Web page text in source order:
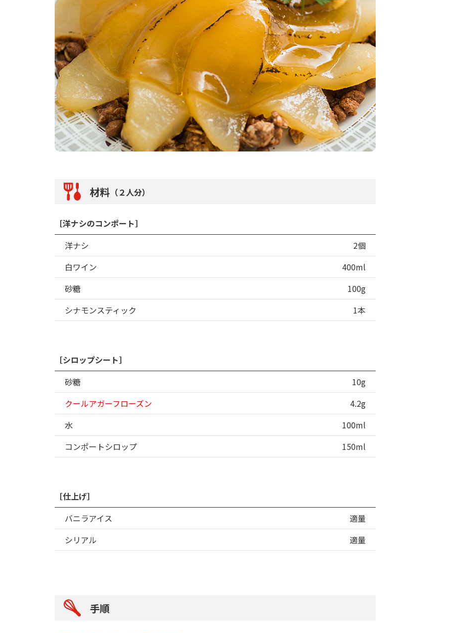
材料 （２人分）
［洋ナシのコンポート］
洋ナシ
2個
白ワイン
400ml
砂糖
100g
シナモンスティック
1本
［シロップシート］
砂糖
10g
クールアガーフローズン
4.2g
水
100ml
コンポートシロップ
150ml
［仕上げ］
バニラアイス
適量
シリアル
適量
手順